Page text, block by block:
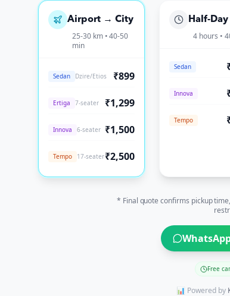
Airport → City
25-30 km • 40-50
min
Sedan Dzire/Etios ₹899
Ertiga 7-seater ₹1,299
Innova 6-seater ₹1,500
Tempo 17-seater₹2,500
Half-Day
4 hours •
Sedan
Innova
Tempo
* Final quote confirms pickup
Free
📊 Powered by